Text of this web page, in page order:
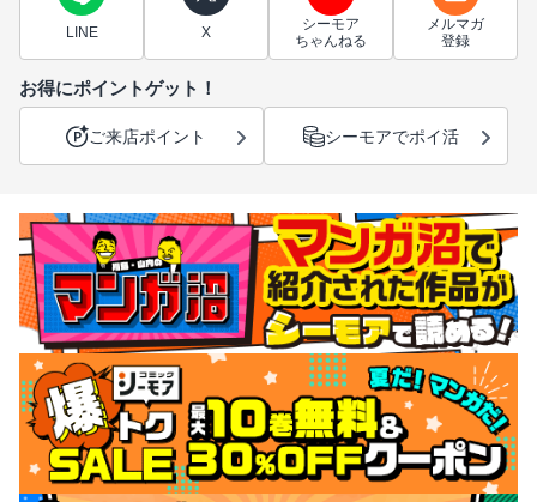
LINE X
シーモア
ちゃんねる
メルマガ
登録
お得にポイントゲット！
ご来店ポイント シーモアでポイ活